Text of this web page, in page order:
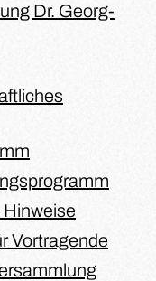
Dr. Georg-
Vortragende